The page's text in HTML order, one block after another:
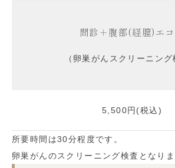
問診＋腹部(経膣)エコ
（卵巣がんスクリーニング
5,500円(税込)
所要時間は30分程度です。
卵巣がんのスクリーニング検査となりま